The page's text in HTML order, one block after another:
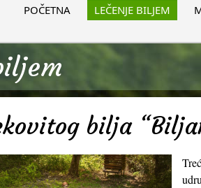
POČETNA LEČENJE BILJEM
bilja